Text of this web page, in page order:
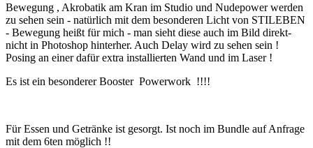
Bewegung , Akrobatik am Kran im Studio und Nudepower werden
zu sehen sein - natürlich mit dem besonderen Licht von STILEBEN
- Bewegung heißt für mich - man sieht diese auch im Bild direkt-
nicht in Photoshop hinterher. Auch Delay wird zu sehen sein !
Posing an einer dafür extra installierten Wand und im Laser !
Es ist ein besonderer Booster Powerwork !!!!
Für Essen und Getränke ist gesorgt. Ist noch im Bundle auf Anfrage
mit dem 6ten möglich !!